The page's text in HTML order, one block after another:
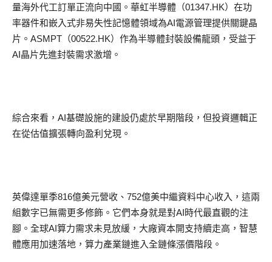
量海外代工訂單正流向中國。華虹半導體（01347.HK）在功
率器件和嵌入式非易失性記憶體領域為AI電源管理提供關鍵晶
片。 ASMPT （00522.HK）作為半導體封裝設備龍頭，受益于
AI晶片先進封裝需求激增。
綜合來看， AI基礎設施的建設仍處於早期階段，但投資邏輯正
在從估值擴張轉向盈利兌現。
英偉達單季816億美元營收、 752億美中繼資料中心收入，這兩
組數字已無需更多修飾。它們本身就是對AI時代最直觀的注
腳。全球AI算力需求未見放緩，大廠資本開支持續走高，智慧
體應用加速落地，算力產業鏈進入全鏈條漲價階段。